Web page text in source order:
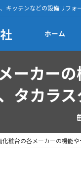
キッチンなどの設備リフ
ホーム
ーカー
タカラ
化粧台の各メーカーの機能